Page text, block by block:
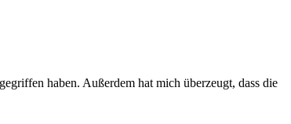
haben. Außerdem hat mich überzeugt, dass die